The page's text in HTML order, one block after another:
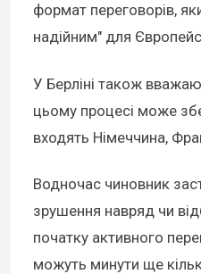
формат переговорів,
надійним" для
У Берліні також
цьому процесі може
входять Німеччина,
Водночас чиновник
зрушення навряд чи
початку активного
можуть минути ще